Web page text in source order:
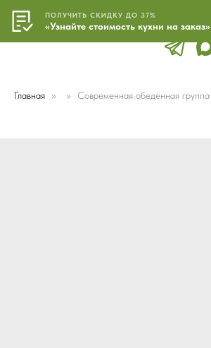
МЕНЮ
8 800 500 24 43
Главная Современная обеденная группа
ПОЛУЧИТЬ СКИДКУ ДО 37%
«Узнайте стоимость кухни на заказ»